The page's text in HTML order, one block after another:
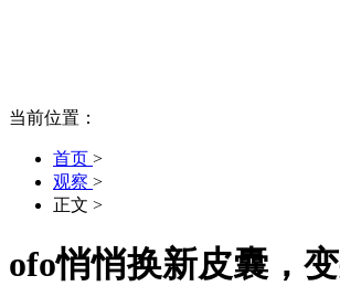
当前位置：
首页 >
观察 >
正文 >
ofo悄悄换新皮囊，